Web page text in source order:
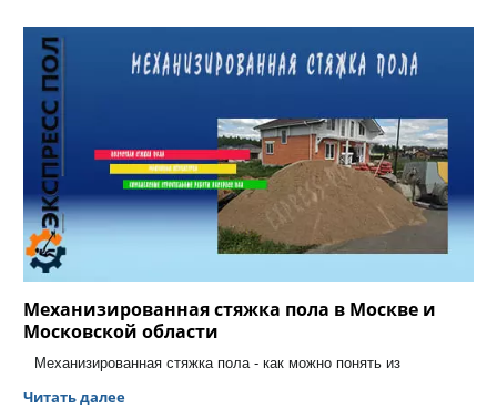
Механизированная стяжка пола в Москве и
Московской области
Механизированная стяжка пола - как можно понять из
Читать далее